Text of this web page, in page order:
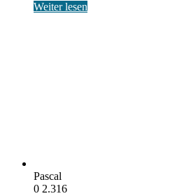
Weiter lesen
Pascal
0 2.316